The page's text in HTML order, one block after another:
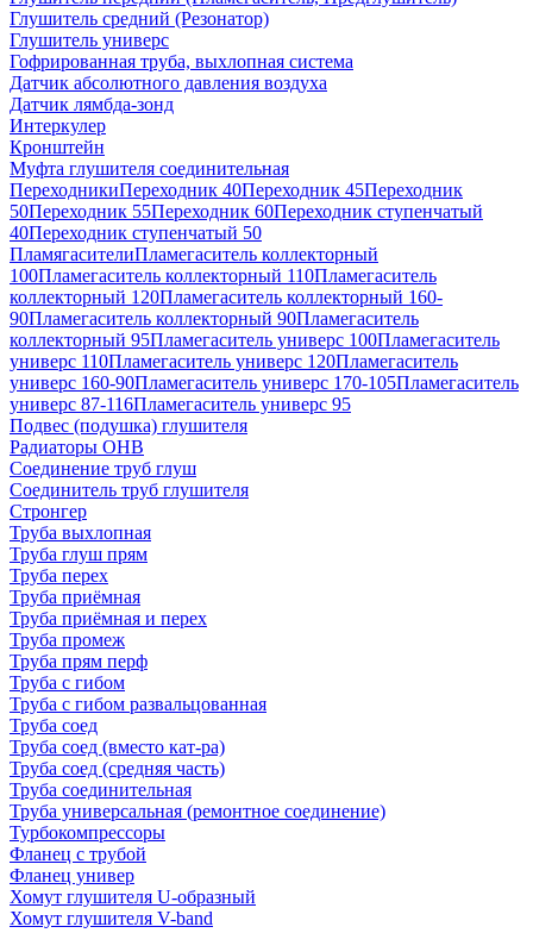
Глушитель средний (Резонатор)
Глушитель универс
Гофрированная труба, выхлопная система
Датчик абсолютного давления воздуха
Датчик лямбда-зонд
Интеркулер
Кронштейн
Муфта глушителя соединительная
ПереходникиПереходник 40Переходник 45Переходник
50Переходник 55Переходник 60Переходник ступенчатый
40Переходник ступенчатый 50
ПламягасителиПламегаситель коллекторный
100Пламегаситель коллекторный 110Пламегаситель
коллекторный 120Пламегаситель коллекторный 160-
90Пламегаситель коллекторный 90Пламегаситель
коллекторный 95Пламегаситель универс 100Пламегаситель
универс 110Пламегаситель универс 120Пламегаситель
универс 160-90Пламегаситель универс 170-105Пламегаситель
универс 87-116Пламегаситель универс 95
Подвес (подушка) глушителя
Радиаторы ОНВ
Соединение труб глуш
Соединитель труб глушителя
Стронгер
Труба выхлопная
Труба глуш прям
Труба перех
Труба приёмная
Труба приёмная и перех
Труба промеж
Труба прям перф
Труба с гибом
Труба с гибом развальцованная
Труба соед
Труба соед (вместо кат-ра)
Труба соед (средняя часть)
Труба соединительная
Труба универсальная (ремонтное соединение)
Турбокомпрессоры
Фланец с трубой
Фланец универ
Хомут глушителя U-образный
Хомут глушителя V-band